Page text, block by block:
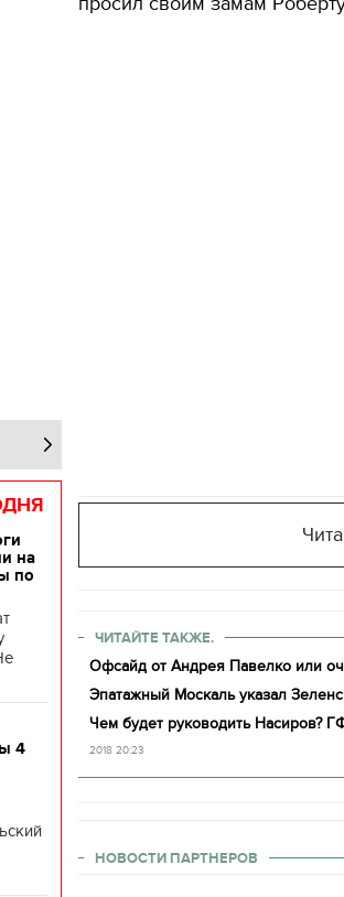
на
по
4
ЧИТАЙТЕ ТАКЖЕ.
Офсайд от Андрея Павелко или
Эпатажный Москаль указал
Чем будет руководить Насиров?
2018 20:23
НОВОСТИ ПАРТНЕРОВ